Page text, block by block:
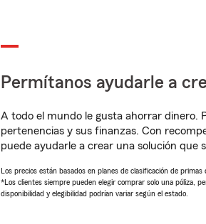
Permítanos ayudarle a
A todo el mundo le gusta ahorrar dinero.
pertenencias y sus finanzas. Con
puede ayudarle a crear una solución que
Los precios están basados en planes de clasificación de
*Los clientes siempre pueden elegir comprar solo una póliza,
disponibilidad y elegibilidad podrían variar según el estado.